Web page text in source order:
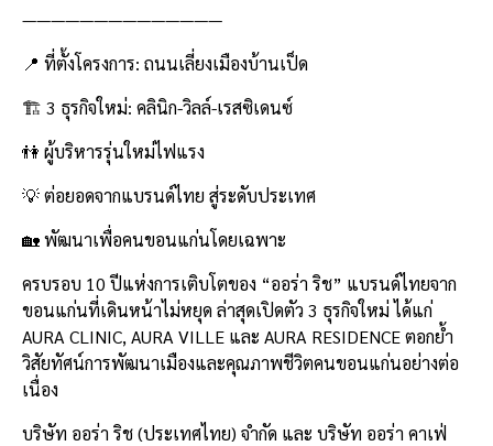
e
b
o
o
——————————————
📍 ที่ตั้งโครงการ: ถนนเลี่ยงเมืองบ้านเป็ด
🏗️ 3 ธุรกิจใหม่: คลินิก-วิลล์-เรสซิเดนซ์
👫 ผู้บริหารรุ่นใหม่ไฟแรง
💡 ต่อยอดจากแบรนด์ไทย สู่ระดับประเทศ
🏡 พัฒนาเพื่อคนขอนแก่นโดยเฉพาะ
ครบรอบ 10 ปีแห่งการเติบโตของ “ออร่า ริช” แบรนด์ไทยจาก
ขอนแก่นที่เดินหน้าไม่หยุด ล่าสุดเปิดตัว 3 ธุรกิจใหม่ ได้แก่
AURA CLINIC, AURA VILLE และ AURA RESIDENCE ตอกย้ำ
วิสัยทัศน์การพัฒนาเมืองและคุณภาพชีวิตคนขอนแก่นอย่างต่อ
เนื่อง
บริษัท ออร่า ริช (ประเทศไทย) จำกัด และ บริษัท ออร่า คาเฟ่